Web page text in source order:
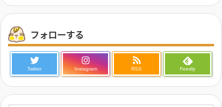
フォローする
Twitter Instagram RSS Feedly